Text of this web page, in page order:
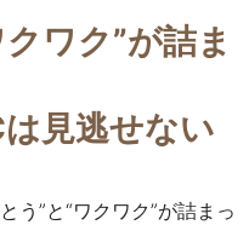
ワク”が詰ま
見逃せない
う”と“ワクワク”が詰まっ